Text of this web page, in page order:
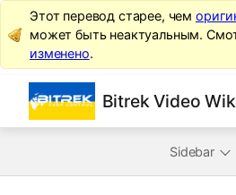
Этот перевод старее, чем
может быть неактуальным.
изменено.
Bitrek Video
Sidebar